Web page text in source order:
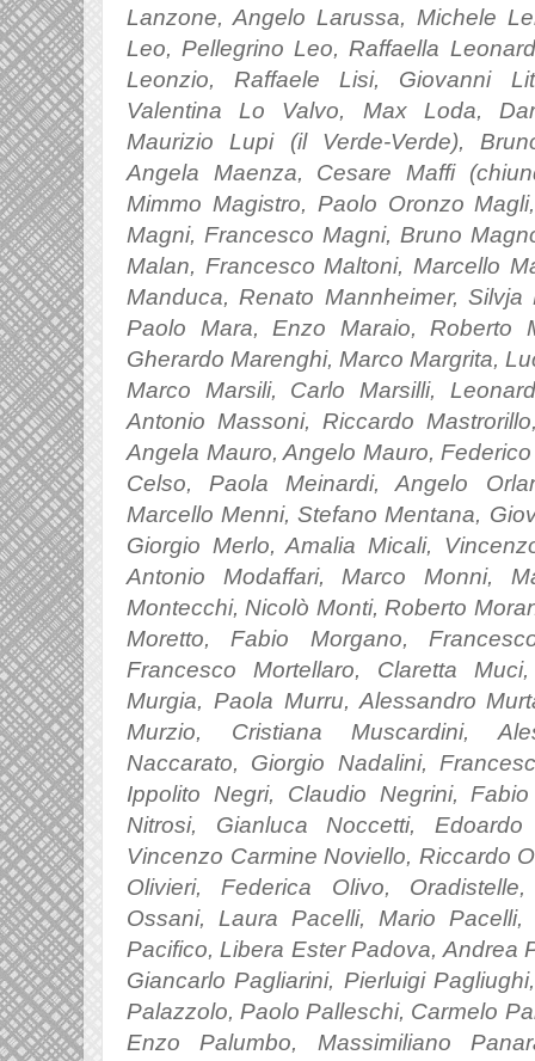
Lanzone, Angelo Larussa, Michele
Leo, Pellegrino Leo, Raffaella
Leonzio, Raffaele Lisi, Giovanni
Valentina Lo Valvo, Max Loda,
Maurizio Lupi (il Verde-Verde),
Angela Maenza, Cesare Maffi
Mimmo Magistro, Paolo Oronzo
Magni, Francesco Magni, Bruno
Malan, Francesco Maltoni, Marcello
Manduca, Renato Mannheimer,
Paolo Mara, Enzo Maraio, Roberto
Gherardo Marenghi, Marco Margrita,
Marco Marsili, Carlo Marsilli,
Antonio Massoni, Riccardo
Angela Mauro, Angelo Mauro,
Celso, Paola Meinardi, Angelo
Marcello Menni, Stefano Mentana,
Giorgio Merlo, Amalia Micali,
Antonio Modaffari, Marco Monni,
Montecchi, Nicolò Monti, Roberto
Moretto, Fabio Morgano,
Francesco Mortellaro, Claretta
Murgia, Paola Murru, Alessandro
Murzio, Cristiana Muscardini,
Naccarato, Giorgio Nadalini,
Ippolito Negri, Claudio Negrini,
Nitrosi, Gianluca Noccetti,
Vincenzo Carmine Noviello, Riccardo
Olivieri, Federica Olivo,
Ossani, Laura Pacelli, Mario
Pacifico, Libera Ester Padova, Andrea
Giancarlo Pagliarini, Pierluigi
Palazzolo, Paolo Palleschi, Carmelo
Enzo Palumbo, Massimiliano